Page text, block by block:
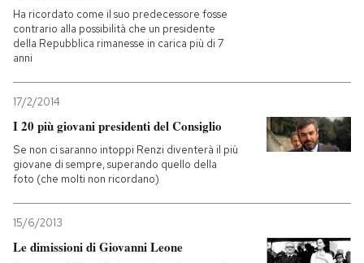
PODCAST
NEWSLETTER
I MIEI PREFERITI
SHOP
CALENDARIO
Ha ricordato come il suo predecessore fosse
contrario alla possibilità che un presidente
della Repubblica rimanesse in carica più di 7
anni
17/2/2014
I 20 più giovani presidenti del Consiglio
Se non ci saranno intoppi Renzi diventerà il più
giovane di sempre, superando quello della
foto (che molti non ricordano)
15/6/2013
Le dimissioni di Giovanni Leone